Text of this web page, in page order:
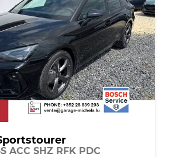
ACC SHZ RFK PDC